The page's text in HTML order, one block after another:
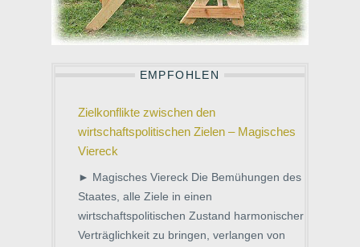
EMPFOHLEN
Zielkonflikte zwischen den
wirtschaftspolitischen Zielen – Magisches
Viereck
► Magisches Viereck Die Bemühungen des
Staates, alle Ziele in einen
wirtschaftspolitischen Zustand harmonischer
Verträglichkeit zu bringen, verlangen von